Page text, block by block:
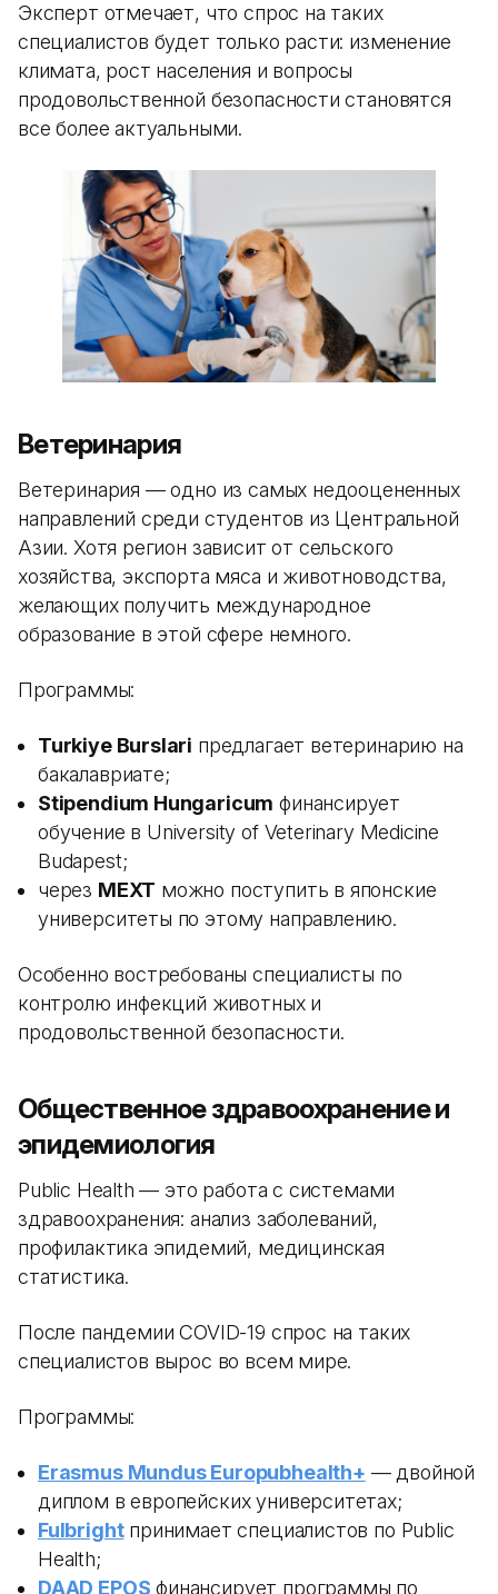
Эксперт отмечает, что спрос на таких
специалистов будет только расти: изменение
климата, рост населения и вопросы
продовольственной безопасности становятся
все более актуальными.
Ветеринария
Ветеринария — одно из самых недооцененных
направлений среди студентов из Центральной
Азии. Хотя регион зависит от сельского
хозяйства, экспорта мяса и животноводства,
желающих получить международное
образование в этой сфере немного.
Программы:
Turkiye Burslari предлагает ветеринарию на
бакалавриате;
Stipendium Hungaricum финансирует
обучение в University of Veterinary Medicine
Budapest;
через MEXT можно поступить в японские
университеты по этому направлению.
Особенно востребованы специалисты по
контролю инфекций животных и
продовольственной безопасности.
Общественное здравоохранение и
эпидемиология
Public Health — это работа с системами
здравоохранения: анализ заболеваний,
профилактика эпидемий, медицинская
статистика.
После пандемии COVID-19 спрос на таких
специалистов вырос во всем мире.
Программы:
Erasmus Mundus Europubhealth+ — двойной
диплом в европейских университетах;
Fulbrightпринимает специалистов по Public
Health;
DAAD EPOS финансирует программы по